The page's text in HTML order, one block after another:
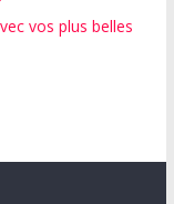
vos plus belles